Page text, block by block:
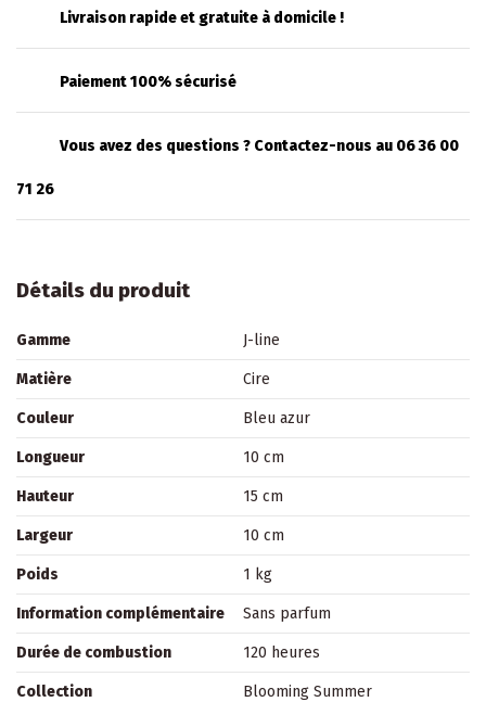
Livraison rapide et gratuite à domicile !
Paiement 100% sécurisé
Vous avez des questions ? Contactez-nous au 06 36 00
71 26
Détails du produit
Gamme J-line
Matière Cire
Couleur Bleu azur
Longueur 10 cm
Hauteur 15 cm
Largeur 10 cm
Poids 1 kg
Information complémentaire Sans parfum
Durée de combustion 120 heures
Collection
Blooming Summer